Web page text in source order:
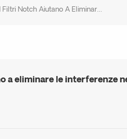
In Che Modo I Filtri Notch Aiutano A Eliminare Le Interferenze Nei Circuiti RF?
a eliminare le interferenze